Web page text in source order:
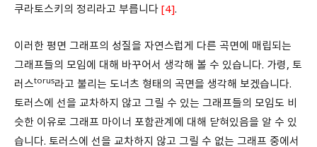
쿠라토스키의 정리라고 부릅니다 [4].
이러한 평면 그래프의 성질을 자연스럽게 다른 곡면에 매립되는
그래프들의 모임에 대해 바꾸어서 생각해 볼 수 있습니다. 가령, 토
러스torus라고 불리는 도너츠 형태의 곡면을 생각해 보겠습니다.
토러스에 선을 교차하지 않고 그릴 수 있는 그래프들의 모임도 비
슷한 이유로 그래프 마이너 포함관계에 대해 닫혀있음을 알 수 있
습니다. 토러스에 선을 교차하지 않고 그릴 수 없는 그래프 중에서